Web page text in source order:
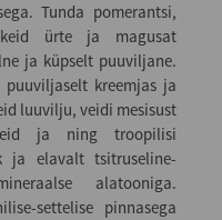
Tunda pomerantsi,
ürte ja magusat
ja küpselt puuviljane.
puuviljaselt kreemjas ja
luuvilju, veidi mesisust
ja ning troopilisi
ja elavalt tsitruseline-
alatooniga.
settelise pinnasega